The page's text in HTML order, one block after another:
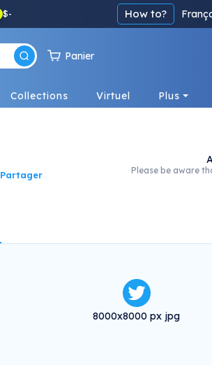
$- How to?
Panier
Collections Virtuel Plus
Partager Please be aware
8000x8000 px jpg